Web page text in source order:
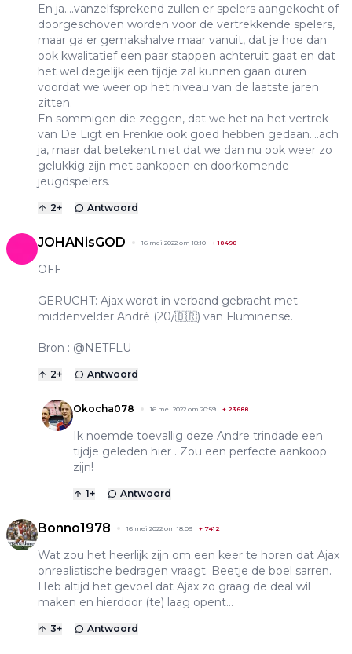
En ja....vanzelfsprekend zullen er spelers aangekocht of
doorgeschoven worden voor de vertrekkende spelers,
maar ga er gemakshalve maar vanuit, dat je hoe dan
ook kwalitatief een paar stappen achteruit gaat en dat
het wel degelijk een tijdje zal kunnen gaan duren
voordat we weer op het niveau van de laatste jaren
zitten.
En sommigen die zeggen, dat we het na het vertrek
van De Ligt en Frenkie ook goed hebben gedaan....ach
ja, maar dat betekent niet dat we dan nu ook weer zo
gelukkig zijn met aankopen en doorkomende
jeugdspelers.
2+ Antwoord
JOHANisGOD 16 mei 2022 om 18:10 +18498
OFF
GERUCHT: Ajax wordt in verband gebracht met
middenvelder André (20/🇧🇷) van Fluminense.
Bron : @NETFLU
2+ Antwoord
Okocha078 16 mei 2022 om 20:59 + 23688
Ik noemde toevallig deze Andre trindade een
tijdje geleden hier . Zou een perfecte aankoop
zijn!
1+ Antwoord
Bonno1978 16 mei 2022 om 18:09 + 7412
Wat zou het heerlijk zijn om een keer te horen dat Ajax
onrealistische bedragen vraagt. Beetje de boel sarren.
Heb altijd het gevoel dat Ajax zo graag de deal wil
maken en hierdoor (te) laag opent...
3+ Antwoord